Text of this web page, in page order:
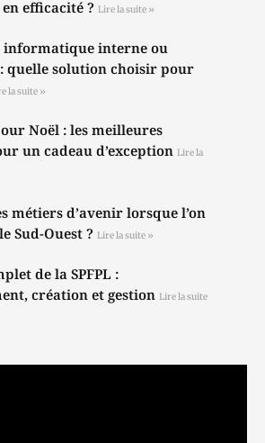
efficacité ? Lire la suite »
informatique interne ou
quelle solution choisir pour
la suite »
Noël : les meilleures
un cadeau d’exception Lire la
métiers d’avenir lorsque l’on
Sud-Ouest ? Lire la suite »
de la SPFPL :
création et gestion Lire la suite